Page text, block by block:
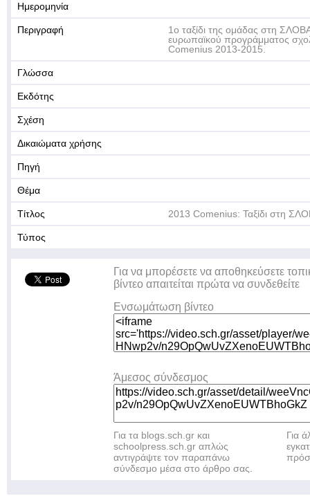
Ημερομηνία
Περιγραφή
1ο ταξίδι της ομάδας στη
ευρωπαϊκού προγράμματος
Comenius 2013-2015.
Γλώσσα
Εκδότης
Σχέση
Δικαιώματα χρήσης
Πηγή
Θέμα
Τίτλος 2013 Comenius: Ταξίδι στη
Τύπος
Για να μπορέσετε να αποθηκεύσετε
βίντεο απαιτείται πρώτα να συνδεθείτε
Ενσωμάτωση βίντεο
Άμεσος σύνδεσμος
Για τα blogs.sch.gr και
schoolpress.sch.gr απλώς
αντιγράψτε τον παραπάνω
σύνδεσμο μέσα στο άρθρο σας.
Για